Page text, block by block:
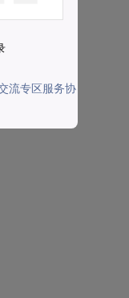
流专区服务协